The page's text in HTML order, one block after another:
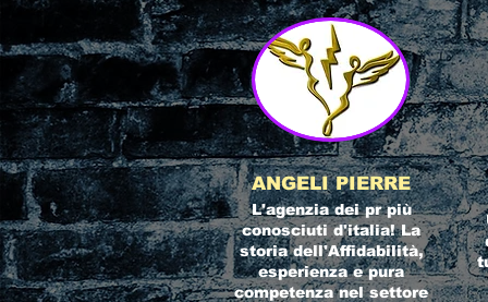
ANGELI PIERRE
L'agenzia dei pr più
conosciuti d'italia! La
storia dell'Affidabilità,
esperienza e pura
competenza nel settore